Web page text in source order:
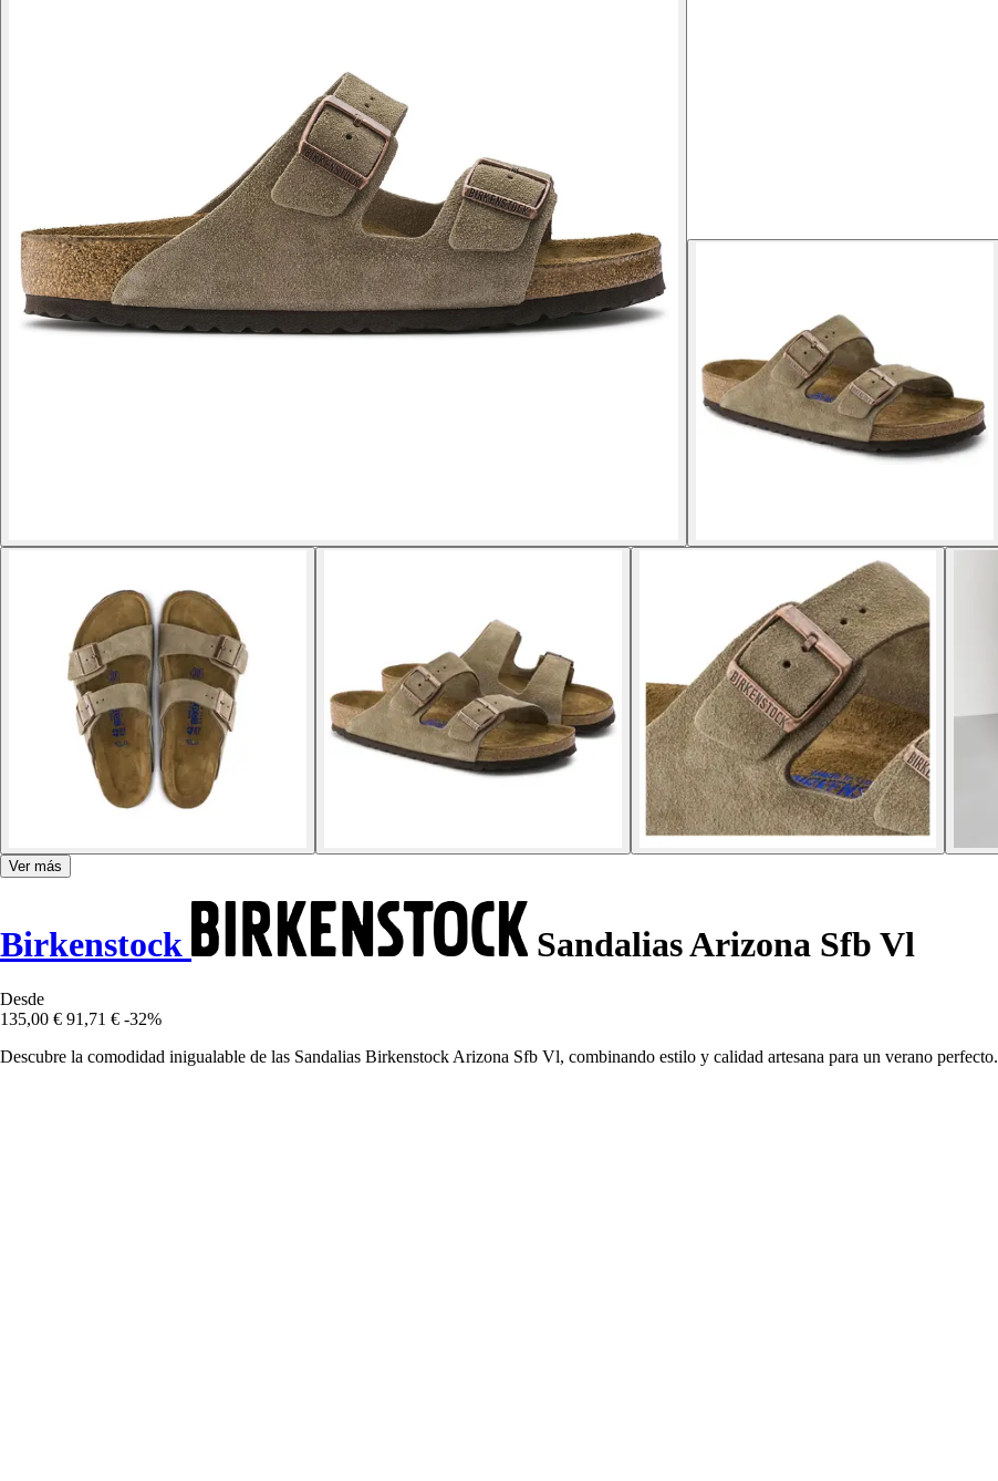
Ver más
Birkenstock Sandalias Arizona Sfb Vl
Desde
135,00 € 91,71 € -32%
Descubre la comodidad inigualable de las Sandalias Birkenstock Arizona Sfb Vl, combinando estilo y calidad artesana para un verano perfecto.